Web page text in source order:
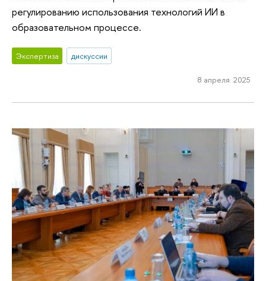
регулированию использования технологий ИИ в
образовательном процессе.
Экспертиза дискуссии
8 апреля 2025